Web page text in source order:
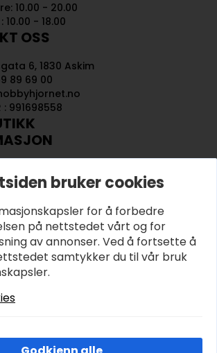
10.00 - 20.00
10.00 - 18.00
OSS
6, 1830 Askim
89 69 00
: 991698558
OG BETINGELSER
bruker cookies
for å forbedre
på nettstedet vårt og for
av annonser. Ved å fortsette å
samtykker du til vår bruk